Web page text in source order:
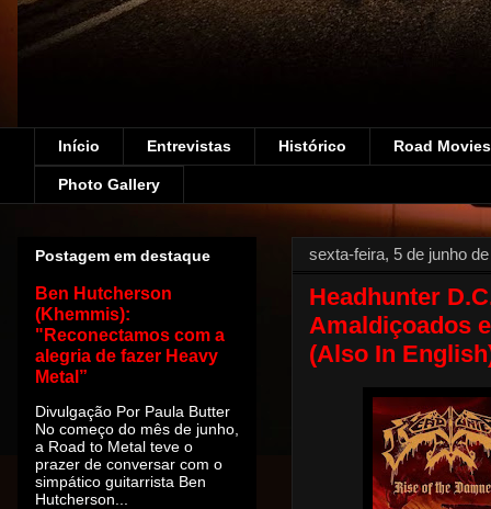
Início Entrevistas Histórico Road
Photo Gallery
sexta-feira, 5 de junho
Headhunter
Amaldiçoados
(Also In
Postagem em destaque
Ben Hutcherson
(Khemmis):
"Reconectamos com a
alegria de fazer Heavy
Metal”
Divulgação Por Paula Butter
No começo do mês de junho,
a Road to Metal teve o
prazer de conversar com o
simpático guitarrista Ben
Hutcherson...